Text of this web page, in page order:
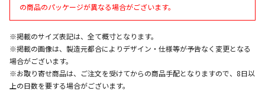
ただし、メーカーの営業日に基づき出荷手続きを行う
ため、通常よりお時間をいただく場合がございます。
また、日曜・祝日や年末年始などの長期休業期間中
は、休業明けからの出荷対応となります。
の商品のパッケージが異なる場合がございます。
※掲載のサイズ表記は、全て概寸となります。
※掲載の画像は、製造元都合によりデザイン・仕様等が予告なく変更となる
場合がございます。
※お取り寄せ商品は、ご注文を受けてからの商品手配となりますので、8日以
上の日数を要する場合がございます。